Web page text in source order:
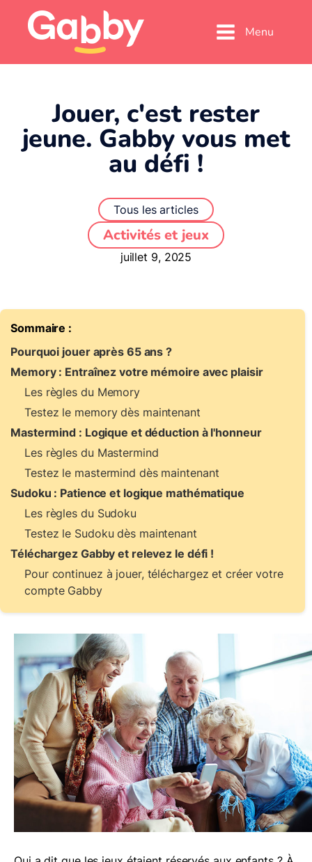
Menu
Jouer, c'est rester
jeune. Gabby vous met
au défi !
Tous les articles
Activités et jeux
juillet 9, 2025
Sommaire :
Pourquoi jouer après 65 ans ?
Memory : Entraînez votre mémoire avec plaisir
Les règles du Memory
Testez le memory dès maintenant
Mastermind : Logique et déduction à l'honneur
Les règles du Mastermind
Testez le mastermind dès maintenant
Sudoku : Patience et logique mathématique
Les règles du Sudoku
Testez le Sudoku dès maintenant
Téléchargez Gabby et relevez le défi !
Pour continuez à jouer, téléchargez et créer votre
compte Gabby